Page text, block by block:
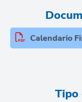
Calendario
Tipo